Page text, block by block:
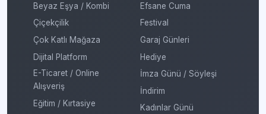
Beyaz Eşya / Kombi
Çiçekçilik
Çok Katlı Mağaza
Dijital Platform
E-Ticaret / Online
Alışveriş
Eğitim / Kırtasiye
Efsane Cuma
Festival
Garaj Günleri
Hediye
İmza Günü / Söyleşi
İndirim
Kadınlar Günü